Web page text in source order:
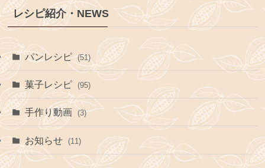
レシピ紹介・NEWS
パンレシピ (51)
菓子レシピ (95)
手作り動画 (3)
お知らせ (11)